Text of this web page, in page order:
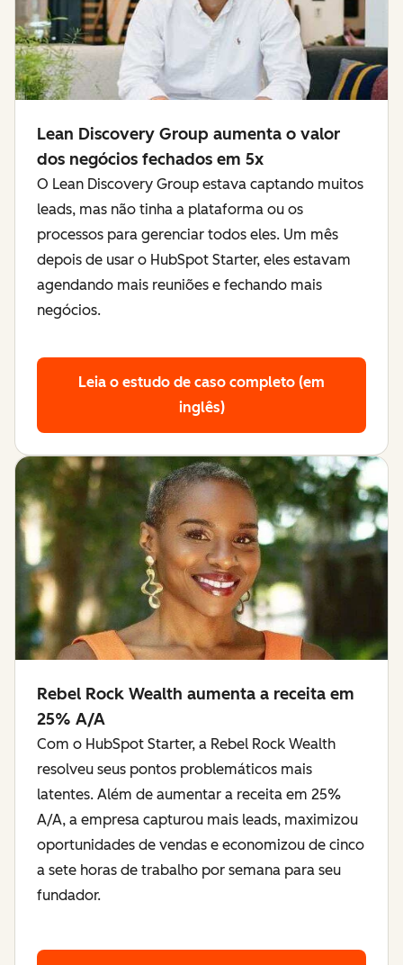
Lean Discovery Group aumenta o valor
dos negócios fechados em 5x
O Lean Discovery Group estava captando muitos
leads, mas não tinha a plataforma ou os
processos para gerenciar todos eles. Um mês
depois de usar o HubSpot Starter, eles estavam
agendando mais reuniões e fechando mais
negócios.
Leia o estudo de caso completo (em
inglês)
Rebel Rock Wealth aumenta a receita em
25% A/A
Com o HubSpot Starter, a Rebel Rock Wealth
resolveu seus pontos problemáticos mais
latentes. Além de aumentar a receita em 25%
A/A, a empresa capturou mais leads, maximizou
oportunidades de vendas e economizou de cinco
a sete horas de trabalho por semana para seu
fundador.